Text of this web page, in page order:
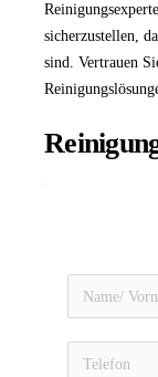
sicherzustellen,
sind. Vertrauen